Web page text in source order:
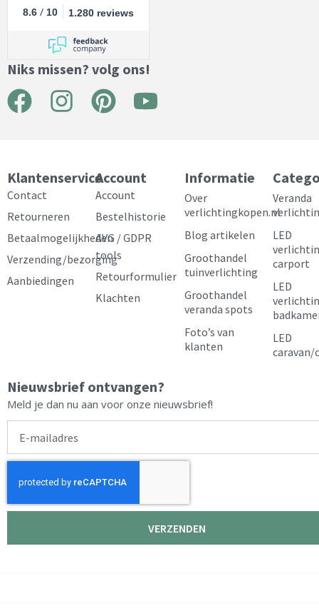
8.6 / 10 1.280 reviews
Niks missen? volg ons!
F
e
b
o
o
k
I
t
g
r
a
P
t
e
r
e
s
t
Y
t
b
e
Klantenservice
Contact
Retourneren
Betaalmogelijkheden
Verzending/bezorging
Aanbiedingen
Account
Account
Bestelhistorie
AVG / GDPR
tools
Retourformulier
Klachten
Informatie
Over
verlichtingkopen.nl
Blog artikelen
Groothandel
tuinverlichting
Groothandel
veranda spots
Foto’s van
klanten
Veranda
LED
carport
LED
LED
Nieuwsbrief ontvangen?
Meld je dan nu aan voor onze nieuwsbrief!
mailadres
VERZENDEN